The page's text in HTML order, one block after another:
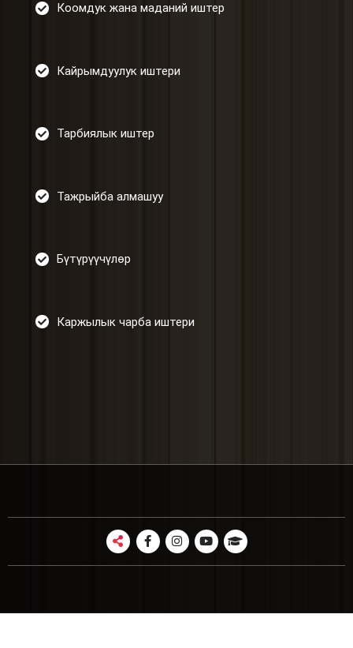
Коомдук жана маданий иштер
Кайрымдуулук иштери
Тарбиялык иштер
Тажрыйба алмашуу
Бүтүрүүчүлөр
Каржылык чарба иштери